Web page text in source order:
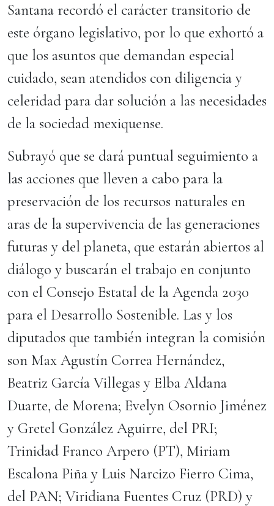
Santana recordó el carácter transitorio de
este órgano legislativo, por lo que exhortó a
que los asuntos que demandan especial
cuidado, sean atendidos con diligencia y
celeridad para dar solución a las necesidades
de la sociedad mexiquense.
Subrayó que se dará puntual seguimiento a
las acciones que lleven a cabo para la
preservación de los recursos naturales en
aras de la supervivencia de las generaciones
futuras y del planeta, que estarán abiertos al
diálogo y buscarán el trabajo en conjunto
con el Consejo Estatal de la Agenda 2030
para el Desarrollo Sostenible. Las y los
diputados que también integran la comisión
son Max Agustín Correa Hernández,
Beatriz García Villegas y Elba Aldana
Duarte, de Morena; Evelyn Osornio Jiménez
y Gretel González Aguirre, del PRI;
Trinidad Franco Arpero (PT), Miriam
Escalona Piña y Luis Narcizo Fierro Cima,
del PAN; Viridiana Fuentes Cruz (PRD) y